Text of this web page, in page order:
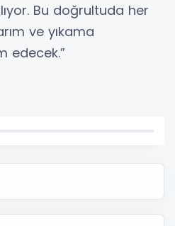
Bu doğrultuda her
ve yıkama
edecek.”